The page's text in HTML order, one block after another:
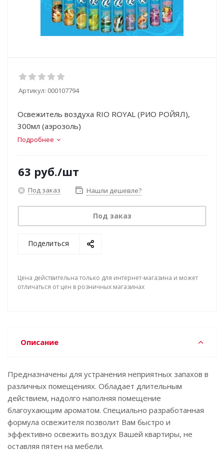
Артикул: 000107794
Освежитель воздуха RIO ROYAL (РИО РОЙЯЛ),
300мл (аэрозоль)
Подробнее
63 руб./шт
Под заказ Нашли дешевле?
Под заказ
Поделиться
Цена действительна только для интернет-магазина и может
отличаться от цен в розничных магазинах
Описание
Предназначены для устранения неприятных запахов в
различных помещениях. Обладает длительным
действием, надолго наполняя помещение
благоухающим ароматом. Специально разработанная
формула освежителя позволит Вам быстро и
эффективно освежить воздух Вашей квартиры, не
оставляя пятен на мебели.